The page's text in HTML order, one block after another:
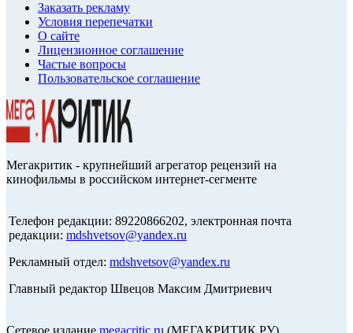
Заказать рекламу
Условия перепечатки
О сайте
Лицензионное соглашение
Частые вопросы
Пользовательское соглашение
Мегакритик - крупнейший агрегатор рецензий на
кинофильмы в российском интернет-сегменте
Телефон редакции: 89220866202, электронная почта
редакции: mdshvetsov@yandex.ru
Рекламный отдел: mdshvetsov@yandex.ru
Главный редактор Швецов Максим Дмитриевич